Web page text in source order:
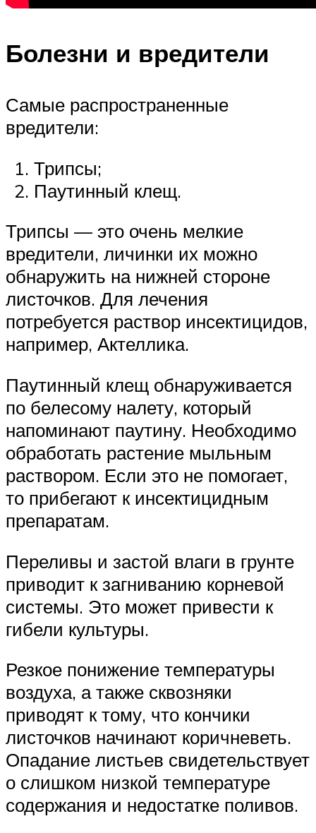
Болезни и вредители
Самые распространенные
вредители:
Трипсы;
Паутинный клещ.
Трипсы — это очень мелкие
вредители, личинки их можно
обнаружить на нижней стороне
листочков. Для лечения
потребуется раствор инсектицидов,
например, Актеллика.
Паутинный клещ обнаруживается
по белесому налету, который
напоминают паутину. Необходимо
обработать растение мыльным
раствором. Если это не помогает,
то прибегают к инсектицидным
препаратам.
Переливы и застой влаги в грунте
приводит к загниванию корневой
системы. Это может привести к
гибели культуры.
Резкое понижение температуры
воздуха, а также сквозняки
приводят к тому, что кончики
листочков начинают коричневеть.
Опадание листьев свидетельствует
о слишком низкой температуре
содержания и недостатке поливов.